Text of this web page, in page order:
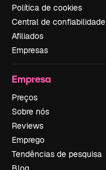
Política de cookies
Central de confiabilidade
Afiliados
Empresas
Empresa
Preços
Sobre nós
Reviews
Emprego
Tendências de pesquisa